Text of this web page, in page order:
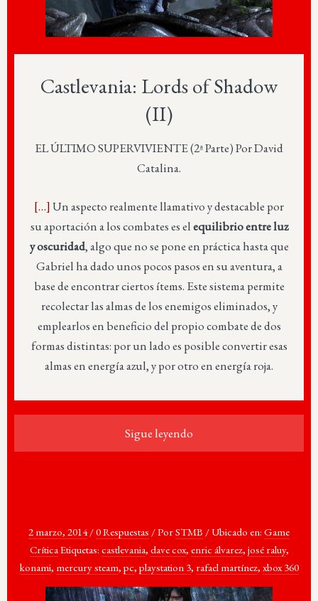
Castlevania: Lords of Shadow
(II)
EL ÚLTIMO SUPERVIVIENTE (2ª Parte) Por David
Catalina.
[…]Un aspecto realmente llamativo y destacable por
su aportación a los combates es elequilibrio entre luz
y oscuridad, algo que no se pone en práctica hasta que
Gabriel ha dado unos pocos pasos en su aventura, a
base de encontrar ciertos ítems. Este sistema permite
recolectar las almas de los enemigos eliminados, y
emplearlos en beneficio del propio combate de dos
formas distintas: por un lado es posible convertir esas
almas en energía azul, y por otro en energía roja.
Sigue leyendo
2 marzo, 2014 /0 Respuestas /PorSTMB /Ubicado en: Game
CríticaEtiquetas: castlevania, dave cox, enric álvarez, josé raluy,
konami, mercury steam, pc, playstation 3, rafael martínez, xbox 360